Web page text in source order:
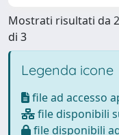
Mostrati risultati da
di 3
Legenda icone
file ad accesso
file disponibili
file disponibili